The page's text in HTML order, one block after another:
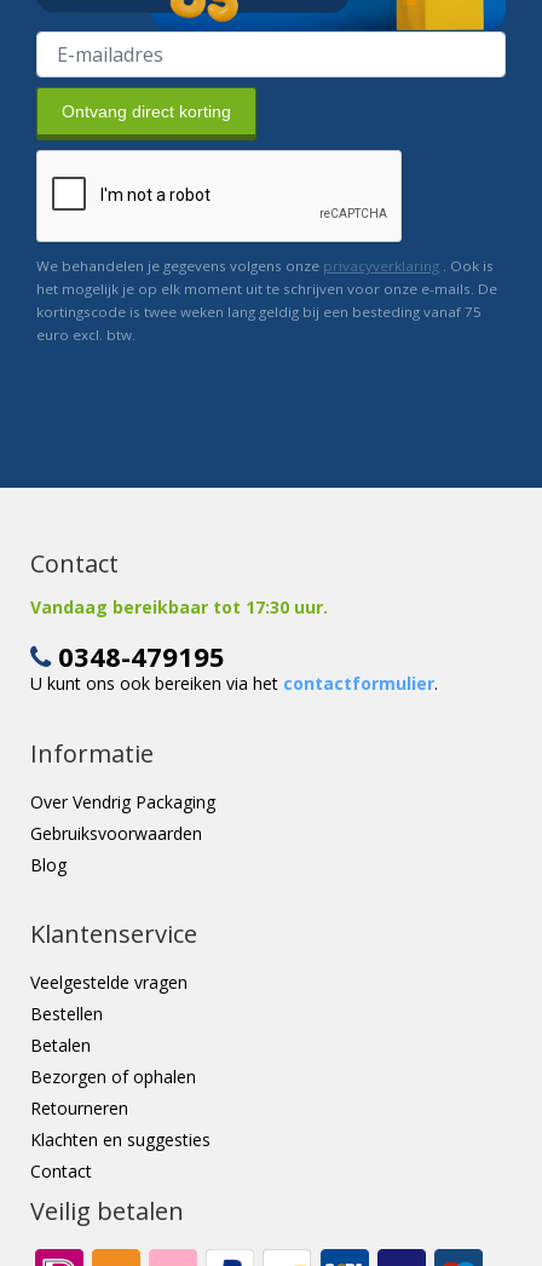
Ontvang direct korting
We behandelen je gegevens volgens onze privacyverklaring . Ook is
het mogelijk je op elk moment uit te schrijven voor onze e-mails. De
kortingscode is twee weken lang geldig bij een besteding vanaf 75
euro excl. btw.
Contact
Vandaag bereikbaar tot 17:30 uur.
0348-479195
U kunt ons ook bereiken via het contactformulier.
Informatie
Over Vendrig Packaging
Gebruiksvoorwaarden
Blog
Klantenservice
Veelgestelde vragen
Bestellen
Betalen
Bezorgen of ophalen
Retourneren
Klachten en suggesties
Contact
Veilig betalen